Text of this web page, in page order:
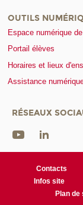
OUTILS
Espace numérique
Portail élèves
Horaires et lieux
Assistance
RÉSEAUX
Contacts
Infos site
Plan de